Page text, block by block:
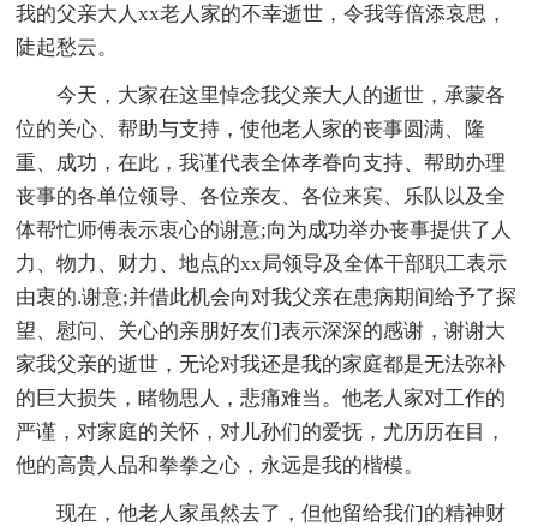
我的父亲大人xx老人家的不幸逝世，令我等倍添哀思，
陡起愁云。
今天，大家在这里悼念我父亲大人的逝世，承蒙各
位的关心、帮助与支持，使他老人家的丧事圆满、隆
重、成功，在此，我谨代表全体孝眷向支持、帮助办理
丧事的各单位领导、各位亲友、各位来宾、乐队以及全
体帮忙师傅表示衷心的谢意;向为成功举办丧事提供了人
力、物力、财力、地点的xx局领导及全体干部职工表示
由衷的.谢意;并借此机会向对我父亲在患病期间给予了探
望、慰问、关心的亲朋好友们表示深深的感谢，谢谢大
家我父亲的逝世，无论对我还是我的家庭都是无法弥补
的巨大损失，睹物思人，悲痛难当。他老人家对工作的
严谨，对家庭的关怀，对儿孙们的爱抚，尤历历在目，
他的高贵人品和拳拳之心，永远是我的楷模。
现在，他老人家虽然去了，但他留给我们的精神财